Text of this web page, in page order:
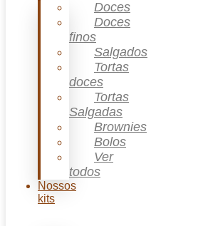
Doces
Doces
finos
Salgados
Tortas
doces
Tortas
Salgadas
Brownies
Bolos
Ver
todos
Nossos
kits